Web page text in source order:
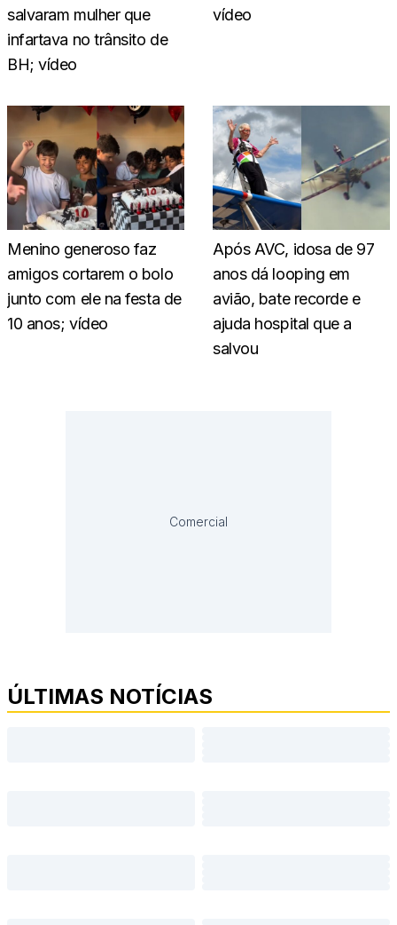
salvaram mulher que
infartava no trânsito de
BH; vídeo
vídeo
Menino generoso faz
amigos cortarem o bolo
junto com ele na festa de
10 anos; vídeo
Após AVC, idosa de 97
anos dá looping em
avião, bate recorde e
ajuda hospital que a
salvou
Comercial
ÚLTIMAS NOTÍCIAS